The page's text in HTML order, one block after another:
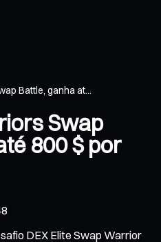
Battle, ganha at...
Swap
800 $ por
DEX Elite Swap Warrior